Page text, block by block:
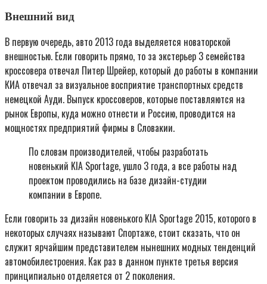
Внешний вид
В первую очередь, авто 2013 года выделяется новаторской
внешностью. Если говорить прямо, то за экстерьер 3 семейства
кроссовера отвечал Питер Шрейер, который до работы в компании
КИА отвечал за визуальное восприятие транспортных средств
немецкой Ауди. Выпуск кроссоверов, которые поставляются на
рынок Европы, куда можно отнести и Россию, проводится на
мощностях предприятий фирмы в Словакии.
По словам производителей, чтобы разработать
новенький KIA Sportage, ушло 3 года, а все работы над
проектом проводились на базе дизайн-студии
компании в Европе.
Если говорить за дизайн новенького KIA Sportage 2015, которого в
некоторых случаях называют Спортаже, стоит сказать, что он
служит ярчайшим представителем нынешних модных тенденций
автомобилестроения. Как раз в данном пункте третья версия
принципиально отделяется от 2 поколения.